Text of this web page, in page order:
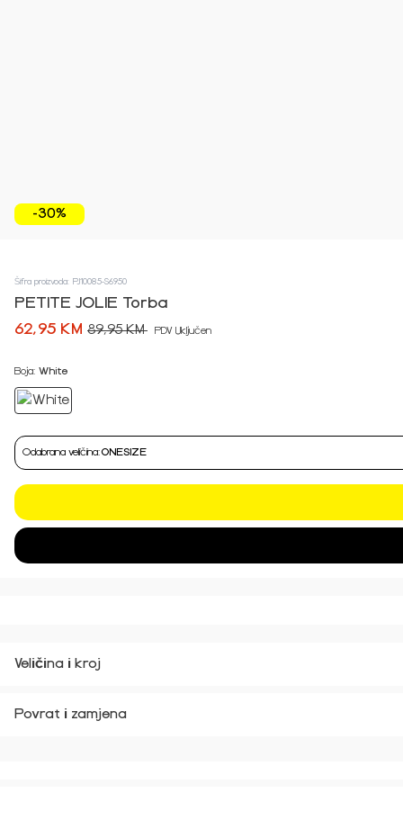
-30%
Šifra proizvoda: PJ10085-S6950
PETITE JOLIE Torba
62,95 KM 89,95 KM PDV Uključen
Boja: White
Odabrana veličina:ONESIZE
Veličina i kroj
Povrat i zamjena